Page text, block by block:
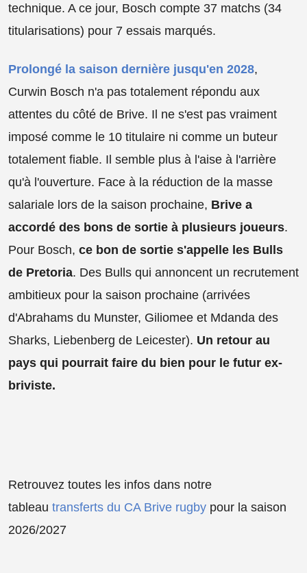
technique. A ce jour, Bosch compte 37 matchs (34
titularisations) pour 7 essais marqués.
Prolongé la saison dernière jusqu'en 2028,
Curwin Bosch n'a pas totalement répondu aux
attentes du côté de Brive. Il ne s'est pas vraiment
imposé comme le 10 titulaire ni comme un buteur
totalement fiable. Il semble plus à l'aise à l'arrière
qu'à l'ouverture. Face à la réduction de la masse
salariale lors de la saison prochaine, Brive a
accordé des bons de sortie à plusieurs joueurs.
Pour Bosch, ce bon de sortie s'appelle les Bulls
de Pretoria. Des Bulls qui annoncent un recrutement
ambitieux pour la saison prochaine (arrivées
d'Abrahams du Munster, Giliomee et Mdanda des
Sharks, Liebenberg de Leicester). Un retour au
pays qui pourrait faire du bien pour le futur ex-
briviste.
Retrouvez toutes les infos dans notre
tableau transferts du CA Brive rugby pour la saison
2026/2027